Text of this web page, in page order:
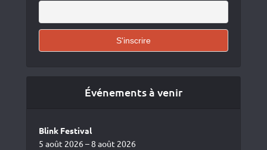
Événements à venir
Blink Festival
5 août 2026 – 8 août 2026